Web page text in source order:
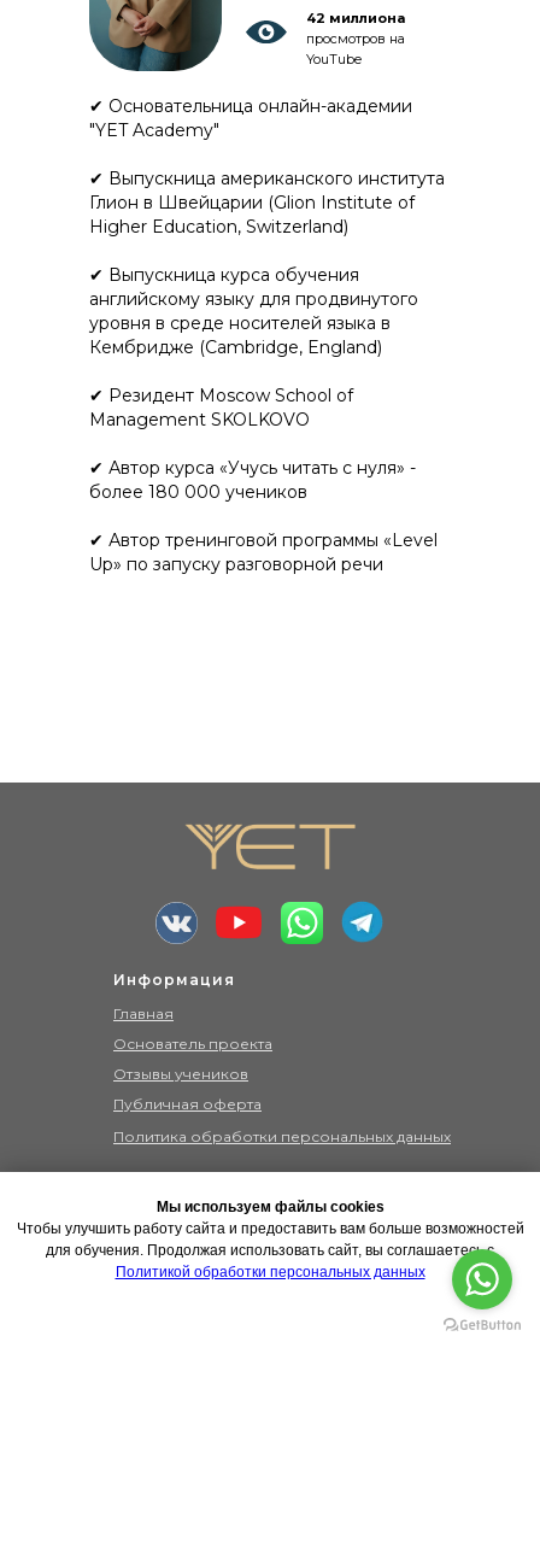
✔ Основательница онлайн-академии
"YET Academy"
✔ Выпускница американского института
Глион в Швейцарии (Glion Institute of
Higher Education, Switzerland)
✔ Выпускница курса обучения
английскому языку для продвинутого
уровня в среде носителей языка в
Кембридже (Cambridge, England)
✔ Резидент Moscow School of
Management SKOLKOVO
✔ Автор курса «Учусь читать с нуля» -
более 180 000 учеников
✔ Автор тренинговой программы «Level
Up» по запуску разговорной речи
42 миллиона
просмотров на
YouTube
Мы используем файлы cookies
Чтобы улучшить работу сайта и предоставить вам больше возможностей
для обучения. Продолжая использовать сайт, вы соглашаетесь с
Политикой обработки персональных данных
Информация
Главная
3. "Level Up" - основная программа
2. "Level 0" - марафон для начинающих
1. "Учусь читать с нуля" алфавит
Основатель проекта
Отзывы учеников
Публичная оферта
Политика обработки персональных данных